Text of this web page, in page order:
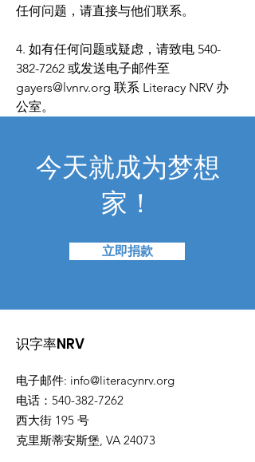
任何问题，请直接与他们联系。
4. 如有任何问题或疑虑，请致电 540-
382-7262 或发送电子邮件至
gayers@lvnrv.org 联系 Literacy NRV 办
公室。
今天就成为梦想
家！
立即捐款
识字率NRV
电子邮件: info@literacynrv.org
电话 ：540-382-7262
西大街 195 号
克里斯蒂安斯堡, VA 24073